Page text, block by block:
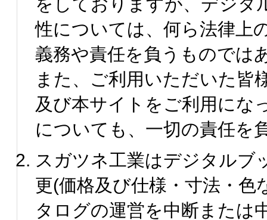
性については、何ら法律上
義務や責任を負うものでは
また、ご利用いただいた皆
及び本サイトをご利用にな
についても、一切の責任を
スガツネ工業はデジタルブ
更(価格及び仕様・寸法・
タログの運営を中断または